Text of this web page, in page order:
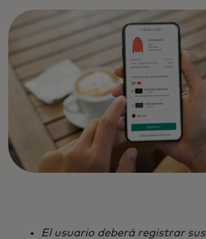
El usuario deberá registrar sus